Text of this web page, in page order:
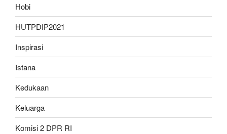
Hobi
HUTPDIP2021
Inspirasi
Istana
Kedukaan
Keluarga
Komisi 2 DPR RI